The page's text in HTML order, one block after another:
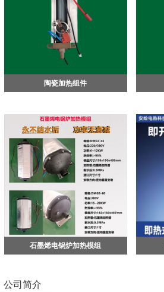
陶瓷加热组件
石墨烯电锅炉加热模组
公司简介